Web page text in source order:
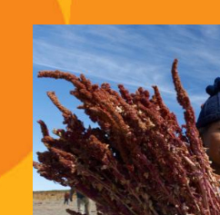
Imagen